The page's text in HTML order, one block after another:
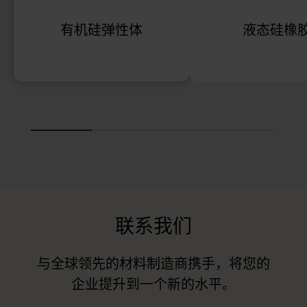
有机硅弹性体 液态硅橡
联系我们
与全球领先的材料制造商携手，将您的
企业提升到一个新的水平。